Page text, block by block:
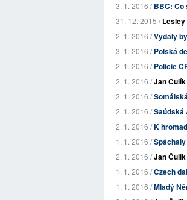
3. 1. 2016 /BBC: Co
31. 12. 2015 /
2. 1. 2016 /Vydaly
3. 1. 2016 /Polská
2. 1. 2016 /Policie
2. 1. 2016 /Jan Čulík
2. 1. 2016 /
2. 1. 2016 /Saúdská
2. 1. 2016 /K
1. 1. 2016 /
2. 1. 2016 /Jan Čulík
1. 1. 2016 /Czech
1. 1. 2016 /Mladý